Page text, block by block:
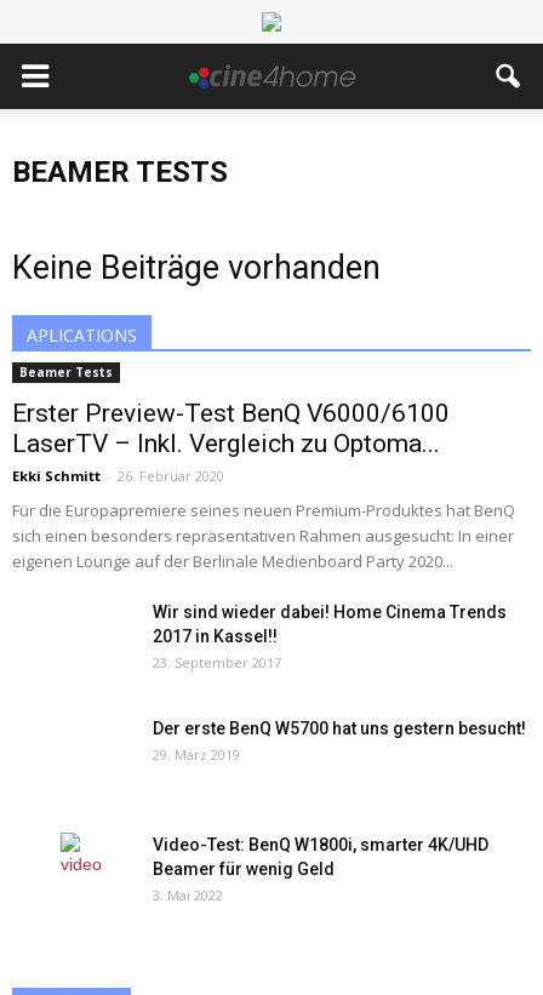
BEAMER TESTS
Keine Beiträge vorhanden
APLICATIONS
Beamer Tests
Erster Preview-Test BenQ V6000/6100
LaserTV – Inkl. Vergleich zu Optoma...
Ekki Schmitt - 26. Februar 2020
Für die Europapremiere seines neuen Premium-Produktes hat BenQ
sich einen besonders repräsentativen Rahmen ausgesucht: In einer
eigenen Lounge auf der Berlinale Medienboard Party 2020...
Wir sind wieder dabei! Home Cinema Trends
2017 in Kassel!!
23. September 2017
Der erste BenQ W5700 hat uns gestern besucht!
29. März 2019
Video-Test: BenQ W1800i, smarter 4K/UHD
Beamer für wenig Geld
3. Mai 2022